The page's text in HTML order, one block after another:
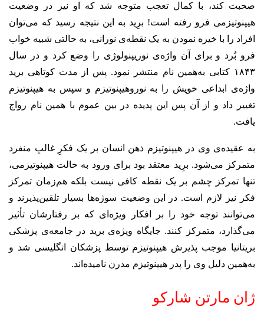
صحبت کند، با کمال تعجب متوجه شد که او نیز در وضعیت
هیپنوتیزمی فرو رفته است! برِید به این نتیجه رسید که می‌توان
افراد را با خیره نمودن به یک نقطه‌ی نورانی، به حالتی شبیه خواب
فرو بُرد و برای آن واژه‌ی نوریپنولوژی را وضع کرد و در سال
۱۸۴۳ کتابی به‌همین نام منتشر نمود. پس از مدت کوتاهی برید
واژه‌ی ابداعی خویش را به نوروهیپنوتیزم و سپس به هیپنوتیزم
تغییر داد و از آن پس این پدیده در بین عموم با همین نام رواج
یافت.
به عقیده‌ی وی در هیپنوتیزم ذهن انسان بر یک فکرِ غالبِ منفرد
متمرکز می‌شود. برِید معتقد بود برای ورود به حالت هیپنوتیزمی،
تنها تمرکز چشم بر یک نقطه کافی نیست بلکه هم‌زمان تمرکز
فکر نیز لازم است. در این وضعیت سوژه‌ها بسیار تلقین‌پذیرند و
می‌توانند توجه خود را بر افکار ویژه‌ای که بر رفتارشان تأثیر
می‌گذارد، متمرکز کنند. جایگاه ویژه‌ی برید در جامعه‌ی پزشکی
بریتانیا موجب پذیرش هیپنوتیزم توسط پزشکان انگلیسی شد و
به‌همین دلیل وی را پدر هیپنوتیزم مدرن نامیده‌اند.
ژان مارتن شارکو